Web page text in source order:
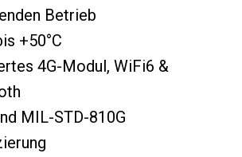
Betrieb
+50°C
4G-Modul, WiFi6 &
MIL-STD-810G